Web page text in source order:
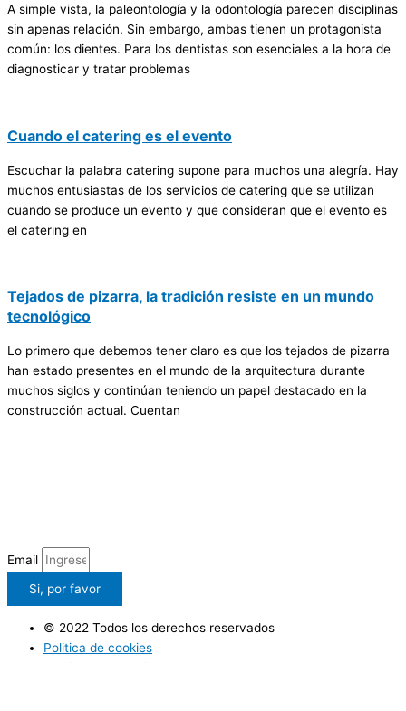
A simple vista, la paleontología y la odontología parecen disciplinas
sin apenas relación. Sin embargo, ambas tienen un protagonista
común: los dientes. Para los dentistas son esenciales a la hora de
diagnosticar y tratar problemas
Cuando el catering es el evento
Escuchar la palabra catering supone para muchos una alegría. Hay
muchos entusiastas de los servicios de catering que se utilizan
cuando se produce un evento y que consideran que el evento es
el catering en
Tejados de pizarra, la tradición resiste en un mundo
tecnológico
Lo primero que debemos tener claro es que los tejados de pizarra
han estado presentes en el mundo de la arquitectura durante
muchos siglos y continúan teniendo un papel destacado en la
construcción actual. Cuentan
Email
Si, por favor
© 2022 Todos los derechos reservados
Politica de cookies
Politica de privacidad